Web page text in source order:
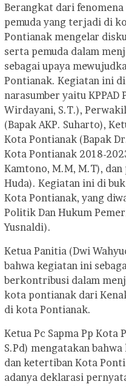
Berangkat dari
pemuda yang terjadi di
Pontianak mengelar
serta pemuda dalam
sebagai upaya
Pontianak. Kegiatan ini
narasumber yaitu
Wirdayani, S.T.),
(Bapak AKP. Suharto),
Kota Pontianak (Bapak
Kota Pontianak 2018-
Kamtono, M.M, M.T),
Huda). Kegiatan ini di
Kota Pontianak, yang
Politik Dan Hukum
Yusnaldi).
Ketua Panitia (Dwi
bahwa kegiatan ini
berkontribusi dalam
kota pontianak dari
di kota Pontianak.
Ketua Pc Sapma Pp Kota
S.Pd) mengatakan
dan ketertiban Kota
adanya deklarasi